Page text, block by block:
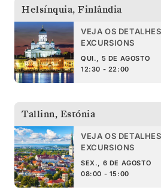
Helsínquia, Finlândia
VEJA OS
EXCURSIONS
QUI., 5 DE AGOSTO
12:30 - 22:00
Tallinn, Estónia
VEJA OS
EXCURSIONS
SEX., 6 DE AGOSTO
08:00 - 15:00